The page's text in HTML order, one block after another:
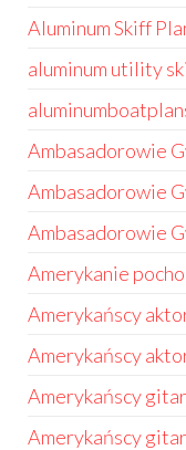
Aluminum Skiff
aluminum utility
Ambasadorowie
Ambasadorowie
Ambasadorowie
Amerykanie
Amerykańscy
Amerykańscy
Amerykańscy
Amerykańscy